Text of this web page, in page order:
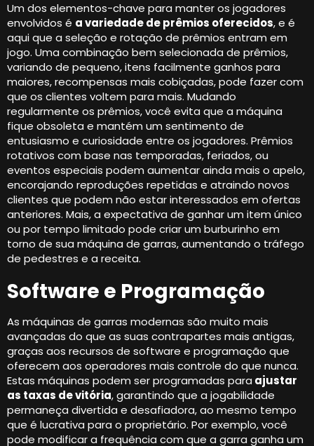
Um dos elementos-chave para manter os jogadores
envolvidos é a variedade de prêmios oferecidos, e é
aqui que a seleção e rotação de prêmios entram em
jogo. Uma combinação bem selecionada de prêmios,
variando de pequeno, itens facilmente ganhos para
maiores, recompensas mais cobiçadas, pode fazer com
que os clientes voltem para mais. Mudando
regularmente os prêmios, você evita que a máquina
fique obsoleta e mantém um sentimento de
entusiasmo e curiosidade entre os jogadores. Prêmios
rotativos com base nas temporadas, feriados, ou
eventos especiais podem aumentar ainda mais o apelo,
encorajando reproduções repetidas e atraindo novos
clientes que podem não estar interessados ​​em ofertas
anteriores. Mais, a expectativa de ganhar um item único
ou por tempo limitado pode criar um burburinho em
torno de sua máquina de garras, aumentando o tráfego
de pedestres e a receita.
Software e Programação
As máquinas de garras modernas são muito mais
avançadas do que as suas contrapartes mais antigas,
graças aos recursos de software e programação que
oferecem aos operadores mais controle do que nunca.
Estas máquinas podem ser programadas para ajustar
as taxas de vitória, garantindo que a jogabilidade
permaneça divertida e desafiadora, ao mesmo tempo
que é lucrativa para o proprietário. Por exemplo, você
pode modificar a frequência com que a garra ganha um